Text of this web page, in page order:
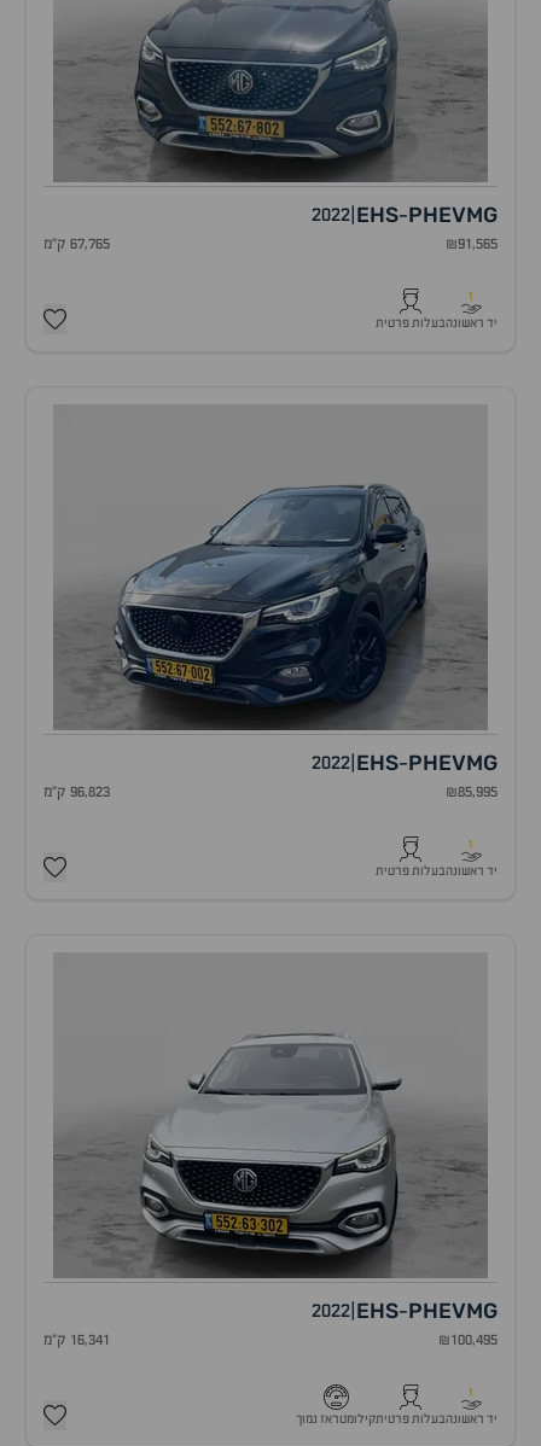
MG
EHS-PHEV
2022
₪91,565 67,765 ק"מ
1
יד ראשונהבעלות פרטית
MG
EHS-PHEV
2022
₪85,995 96,823 ק"מ
1
יד ראשונהבעלות פרטית
MG
EHS-PHEV
2022
₪100,495 16,341 ק"מ
1
יד ראשונהבעלות פרטיתקילומטראז נמוך